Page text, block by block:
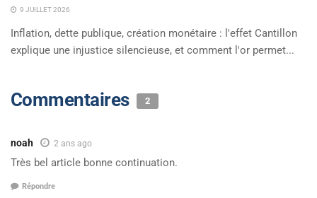
9 JUILLET 2026
Inflation, dette publique, création monétaire : l'effet Cantillon
explique une injustice silencieuse, et comment l'or permet...
Commentaires 2
noah 2 ans ago
Très bel article bonne continuation.
Répondre